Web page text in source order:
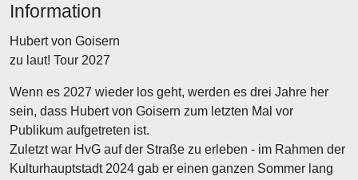
Information
Hubert von Goisern
zu laut! Tour 2027
Wenn es 2027 wieder los geht, werden es drei Jahre her
sein, dass Hubert von Goisern zum letzten Mal vor
Publikum aufgetreten ist.
Zuletzt war HvG auf der Straße zu erleben - im Rahmen der
Kulturhauptstadt 2024 gab er einen ganzen Sommer lang